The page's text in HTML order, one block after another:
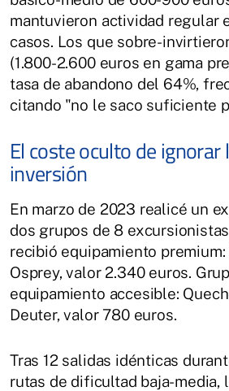
mantuvieron actividad regular
casos. Los que sobre-
(1.800-2.600 euros en gama
tasa de abandono del 64%,
citando "no le saco suficiente
El coste oculto de
inversión
En marzo de 2023 realicé un
dos grupos de 8
recibió equipamiento
Osprey, valor 2.340 euros.
equipamiento accesible:
Deuter, valor 780 euros.
Tras 12 salidas idénticas
rutas de dificultad baja-media,